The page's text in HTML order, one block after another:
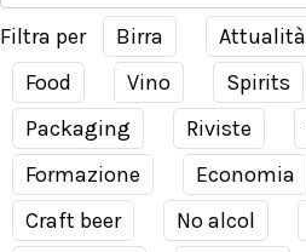
Filtra per Birra Attualità
Food
Vino Spirits
Packaging
Riviste
Formazione
Economia
Craft beer
No alcol